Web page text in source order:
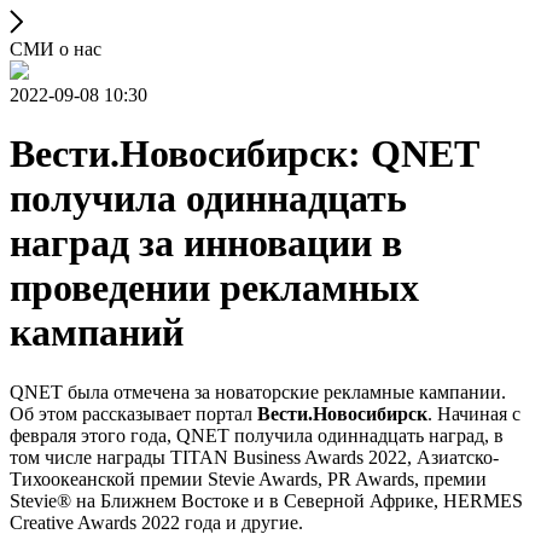
СМИ о нас
2022-09-08 10:30
Вести.Новосибирск: QNET
получила одиннадцать
наград за инновации в
проведении рекламных
кампаний
QNET была отмечена за новаторские рекламные кампании.
Об этом рассказывает портал Вести.Новосибирск. Начиная с
февраля этого года, QNET получила одиннадцать наград, в
том числе награды TITAN Business Awards 2022, Азиатско-
Тихоокеанской премии Stevie Awards, PR Awards, премии
Stevie® на Ближнем Востоке и в Северной Африке, HERMES
Creative Awards 2022 года и другие.